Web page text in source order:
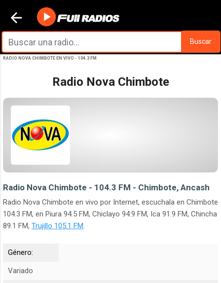
Ir al contenido principal
Buscar
RADIO NOVA CHIMBOTE EN VIVO - 104.3 FM
Radio Nova Chimbote
Radio Nova Chimbote - 104.3 FM - Chimbote, Ancash
Radio Nova Chimbote en vivo por Internet, escuchala en Chimbote
104.3 FM, en Piura 94.5 FM, Chiclayo 94.9 FM, Ica 91.9 FM, Chincha
89.1 FM, Trujillo 105.1 FM.
Género:
Variado